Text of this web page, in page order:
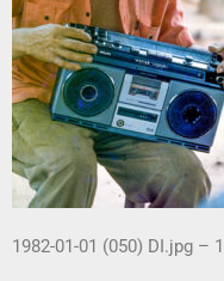
1982-01-01 (050) DI.jpg –